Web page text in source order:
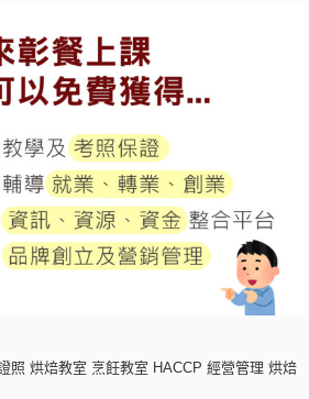
照 烘焙教室 烹飪教室 HACCP 經營管理 烘焙